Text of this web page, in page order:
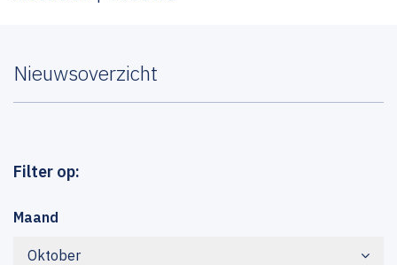
Nieuwsoverzicht
Filter op:
Maand
Oktober